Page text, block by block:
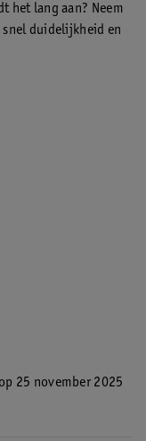
het lang aan? Neem
duidelijkheid en
25 november 2025